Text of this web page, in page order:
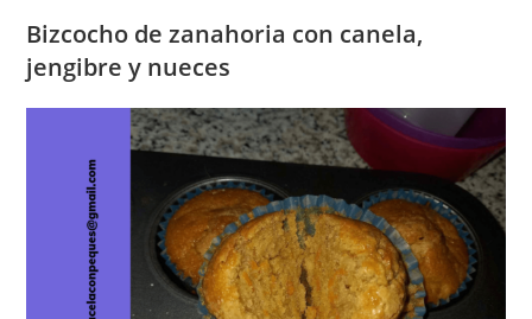
Bizcocho de zanahoria con canela,
jengibre y nueces